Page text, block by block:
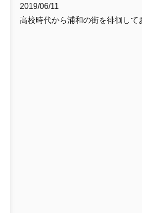
2019/06/11
高校時代から浦和の街を徘徊して